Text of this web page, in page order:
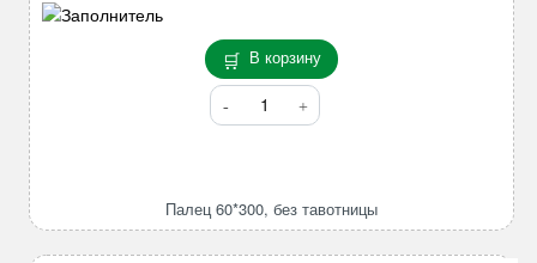
В корзину
Количество
товара
тавотницы
Палец 60*300, без тавотницы